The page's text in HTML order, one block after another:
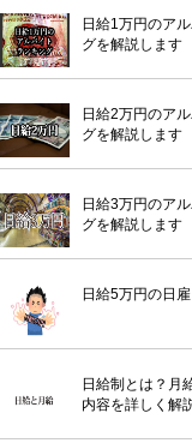
日給1万円のア
グを解説します
日給2万円のア
グを解説します
日給3万円のア
グを解説します
日給5万円の日
日給制とは？月
内容を詳しく解